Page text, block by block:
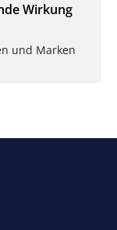
Wirkung
und Marken